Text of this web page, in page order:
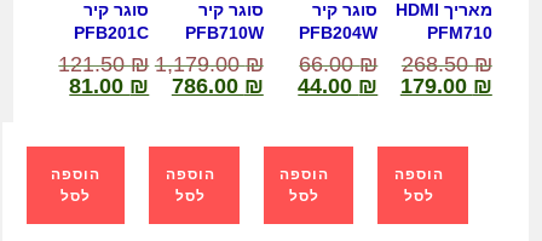
מאריך HDMI
PFM710
268.50₪
179.00 ₪
הוספה
לסל
סוגר קיר
PFB204W
66.00₪
44.00 ₪
הוספה
לסל
סוגר קיר
PFB710W
1,179.00₪
786.00 ₪
הוספה
לסל
סוגר קיר
PFB201C
121.50₪
81.00 ₪
הוספה
לסל